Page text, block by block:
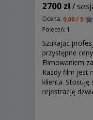
2700 zł/
Ocena: 0,00 / 5
Poleceń: 1
Szukając
przystępne
Filmowaniem
Każdy film jest
klienta. Stosuję
rejestrację